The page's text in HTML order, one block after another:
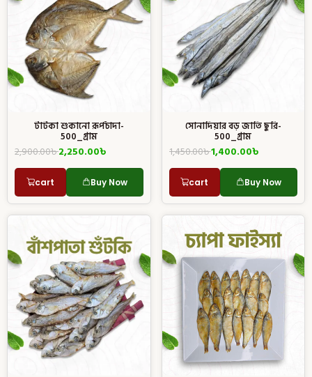
টাটকা শুকানো রূপচাঁদা-
500_গ্রাম
2,900.00৳2,250.00৳
cart Buy Now
সোনাদিয়ার বড় জাতি ছুরি-
500_গ্রাম
1,450.00৳1,400.00৳
cart Buy Now